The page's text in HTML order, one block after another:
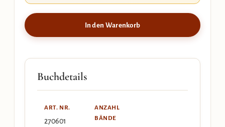
In den Warenkorb
Buchdetails
ART. NR.
270601
ANZAHL
BÄNDE